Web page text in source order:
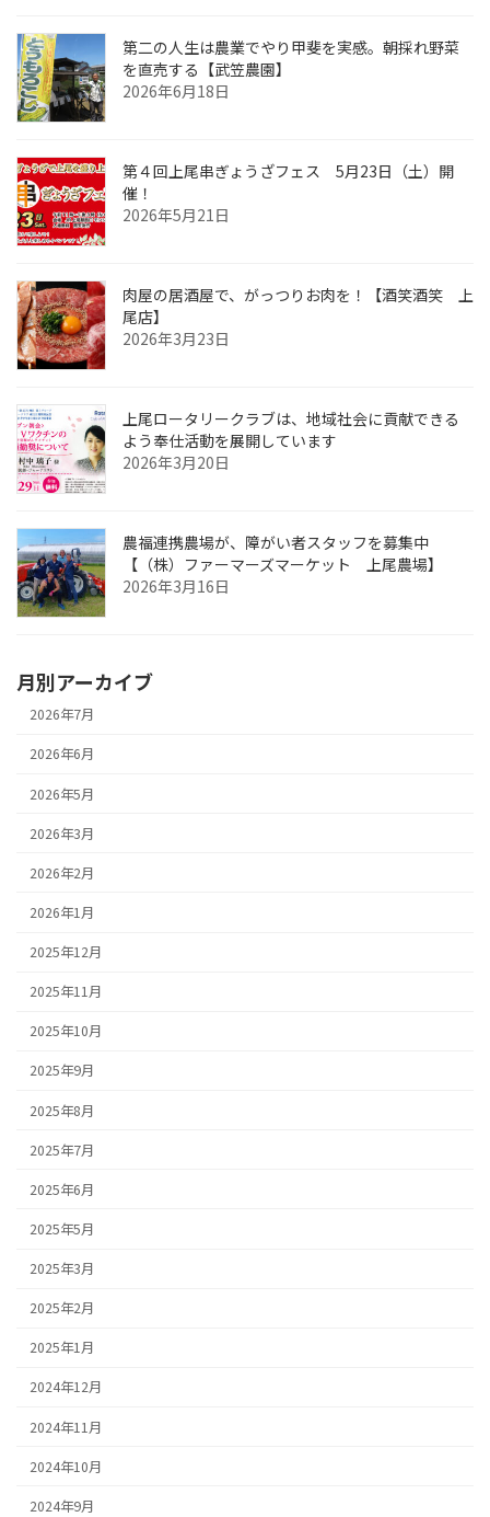
第二の人生は農業でやり甲斐を実感。朝採れ野菜
を直売する【武笠農園】
2026年6月18日
第４回上尾串ぎょうざフェス 5月23日（土）開
催！
2026年5月21日
肉屋の居酒屋で、がっつりお肉を！【酒笑酒笑 上
尾店】
2026年3月23日
上尾ロータリークラブは、地域社会に貢献できる
よう奉仕活動を展開しています
2026年3月20日
農福連携農場が、障がい者スタッフを募集中
【（株）ファーマーズマーケット 上尾農場】
2026年3月16日
月別アーカイブ
2026年7月
2026年6月
2026年5月
2026年3月
2026年2月
2026年1月
2025年12月
2025年11月
2025年10月
2025年9月
2025年8月
2025年7月
2025年6月
2025年5月
2025年3月
2025年2月
2025年1月
2024年12月
2024年11月
2024年10月
2024年9月